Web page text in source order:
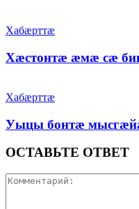
Хабæрттæ
Хæстонтæ æмæ сæ
Хабæрттæ
Уыцы бонтæ
ОСТАВЬТЕ ОТВЕТ